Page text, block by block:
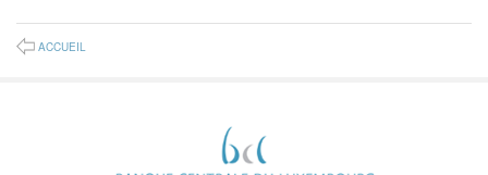
ACCUEIL